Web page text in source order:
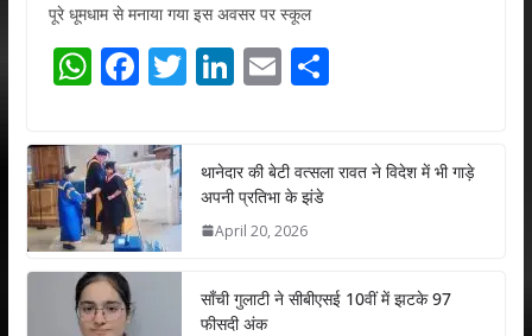
पूरे धूमधाम से मनाया गया इस अवसर पर स्कूल
W
at
s
A
p
p
F
e
b
o
o
T
er
Li
e
dI
E
l
S
e
थानेदार की बेटी वत्सला रावत ने विदेश में भी गाड़े
अपनी प्रतिभा के झंडे
April 20, 2026
साँची गुलाटी ने सीबीएसई 10वीं में झटके 97
फीसदी अंक